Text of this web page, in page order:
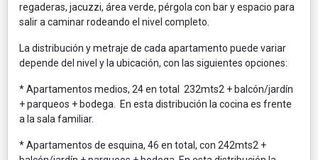
regaderas, jacuzzi, área verde, pérgola con bar y espacio para
salir a caminar rodeando el nivel completo.
La distribución y metraje de cada apartamento puede variar
depende del nivel y la ubicación, con las siguientes opciones:
* Apartamentos medios, 24 en total 232mts2 + balcón/jardín
+ parqueos + bodega. En esta distribución la cocina es frente
a la sala familiar.
* Apartamentos de esquina, 46 en total, con 242mts2 +